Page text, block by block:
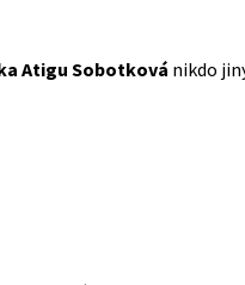
Atigu Sobotková nikdo